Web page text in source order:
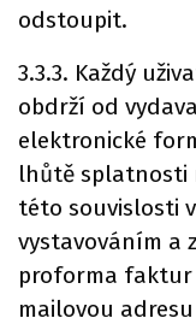
odstoupit.
3.3.3. Každý
obdrží od
elektronické
lhůtě splatnosti
této souvislosti
vystavováním a
proforma
mailovou